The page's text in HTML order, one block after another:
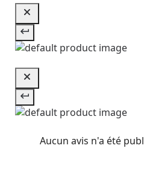
Aucun avis n'a été